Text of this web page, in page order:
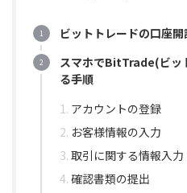
ビットトレードの口座
スマホでBitTrade(ビッ
る手順
アカウントの登録
お客様情報の入力
取引に関する情報入力
確認書類の提出